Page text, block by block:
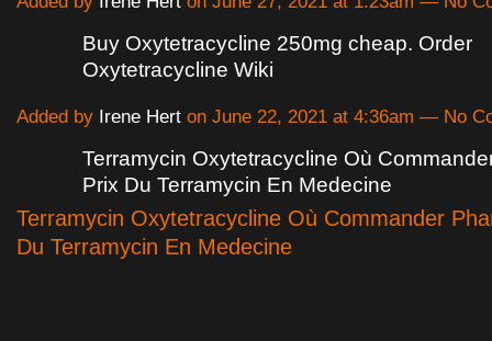
Buy Oxytetracycline 250mg cheap. Order
Oxytetracycline Wiki
Added by Irene Hert on June 22, 2021 at 4:36am — No
Terramycin Oxytetracycline Où
Prix Du Terramycin En Medecine
Terramycin Oxytetracycline Où Commander
Du Terramycin En Medecine